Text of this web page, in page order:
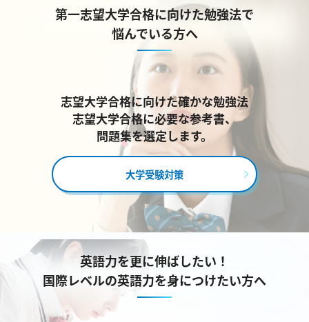
第一志望大学合格に向けた勉強法で
悩んでいる方へ
志望大学合格に向けた確かな勉強法
志望大学合格に必要な参考書、
問題集を選定します。
大学受験対策
英語力を更に伸ばしたい！
国際レベルの英語力を身につけたい方へ